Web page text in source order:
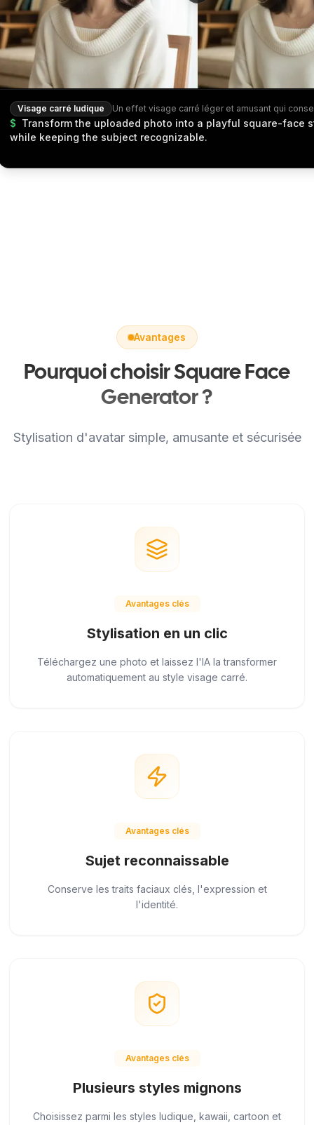
Visage carré ludique
$ Transform the uploaded photo into a playful square-face
while keeping the subject recognizable.
Avantages
Pourquoi choisir Square Face
Generator ?
Stylisation d'avatar simple, amusante et sécurisée
Avantages clés
Stylisation en un clic
Téléchargez une photo et laissez l'IA la transformer
automatiquement au style visage carré.
Avantages clés
Sujet reconnaissable
Conserve les traits faciaux clés, l'expression et
l'identité.
Avantages clés
Plusieurs styles mignons
Choisissez parmi les styles ludique, kawaii, cartoon et